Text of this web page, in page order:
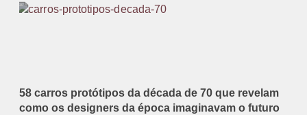
58 carros protótipos da década de 70 que revelam
como os designers da época imaginavam o futuro